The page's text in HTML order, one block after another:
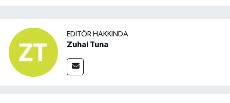
EDITÖR HAKKINDA
Zuhal Tuna